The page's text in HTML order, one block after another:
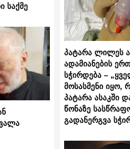
საქმე
პატარა ლილეს
ადამიანების
სჭირდება –
მოსასმენი იყო,
პატარა ასაკში
წონაზე
გადანერგვა